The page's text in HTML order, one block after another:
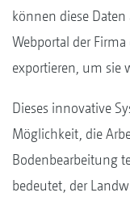
können diese
Webportal der
exportieren, um sie
Dieses innovative
Möglichkeit, die
Bodenbearbeitung
bedeutet, der